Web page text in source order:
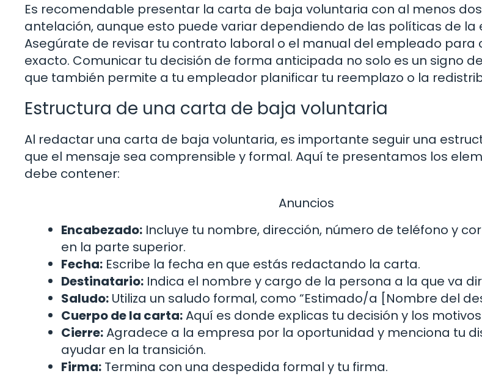
Es recomendable presentar la carta de baja voluntaria con al menos
antelación, aunque esto puede variar dependiendo de las políticas de la
Asegúrate de revisar tu contrato laboral o el manual del empleado para
exacto. Comunicar tu decisión de forma anticipada no solo es un signo
que también permite a tu empleador planificar tu reemplazo o la
Estructura de una carta de baja voluntaria
Al redactar una carta de baja voluntaria, es importante seguir una
que el mensaje sea comprensible y formal. Aquí te presentamos los
debe contener:
Anuncios
Encabezado: Incluye tu nombre, dirección, número de teléfono y
en la parte superior.
Fecha: Escribe la fecha en que estás redactando la carta.
Destinatario: Indica el nombre y cargo de la persona a la que va
Saludo: Utiliza un saludo formal, como “Estimado/a [Nombre del
Cuerpo de la carta:Aquí es donde explicas tu decisión y los
Cierre:Agradece a la empresa por la oportunidad y menciona tu
ayudar en la transición.
Firma: Termina con una despedida formal y tu firma.